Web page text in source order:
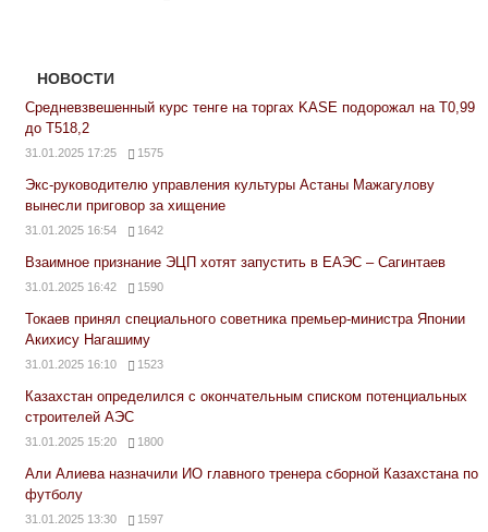
НОВОСТИ
Средневзвешенный курс тенге на торгах KASE подорожал на Т0,99
до Т518,2
31.01.2025 17:25 1575
Экс-руководителю управления культуры Астаны Мажагулову
вынесли приговор за хищение
31.01.2025 16:54 1642
Взаимное признание ЭЦП хотят запустить в ЕАЭС – Сагинтаев
31.01.2025 16:42 1590
Токаев принял специального советника премьер-министра Японии
Акихису Нагашиму
31.01.2025 16:10 1523
Казахстан определился с окончательным списком потенциальных
строителей АЭС
31.01.2025 15:20 1800
Али Алиева назначили ИО главного тренера сборной Казахстана по
футболу
31.01.2025 13:30 1597